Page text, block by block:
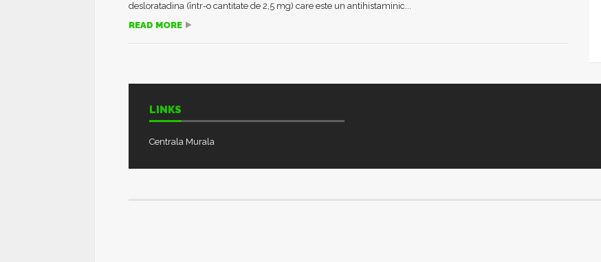
desloratadina (într-o cantitate de 2,5 mg) care este un antihistaminic...
READ MORE
LINKS
Centrala Murala